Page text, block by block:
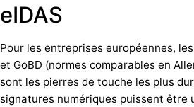
eIDAS
Pour les entreprises européennes,
et GoBD (normes comparables en
sont les pierres de touche les plus
signatures numériques puissent être